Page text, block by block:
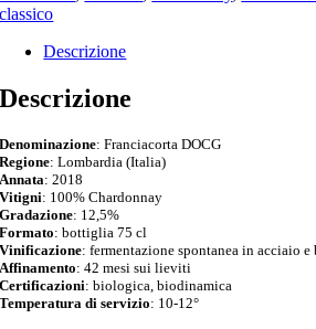
classico
Descrizione
Descrizione
Denominazione: Franciacorta DOCG
Regione: Lombardia (Italia)
Annata: 2018
Vitigni: 100% Chardonnay
Gradazione: 12,5%
Formato: bottiglia 75 cl
Vinificazione: fermentazione spontanea in acciaio
Affinamento: 42 mesi sui lieviti
Certificazioni: biologica, biodinamica
Temperatura di servizio: 10-12°